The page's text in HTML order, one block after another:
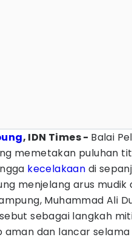
, IDN Times - Balai
memetakan puluhan
kecelakaan di
menjelang arus mudik
Muhammad Ali
sebagai langkah
dan lancar